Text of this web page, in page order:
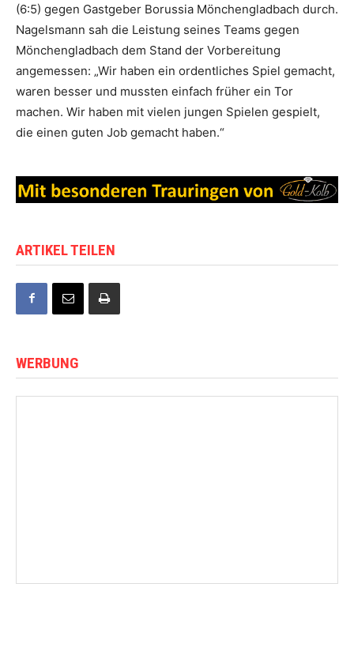
(6:5) gegen Gastgeber Borussia Mönchengladbach durch.
Nagelsmann sah die Leistung seines Teams gegen
Mönchengladbach dem Stand der Vorbereitung
angemessen: „Wir haben ein ordentliches Spiel gemacht,
waren besser und mussten einfach früher ein Tor
machen. Wir haben mit vielen jungen Spielen gespielt,
die einen guten Job gemacht haben.“
ARTIKEL TEILEN
WERBUNG